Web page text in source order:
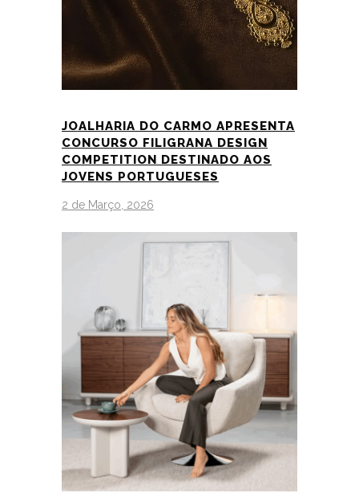
JOALHARIA DO CARMO APRESENTA
CONCURSO FILIGRANA DESIGN
COMPETITION DESTINADO AOS
JOVENS PORTUGUESES
2 de Março, 2026